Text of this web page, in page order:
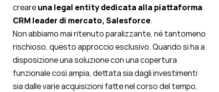
creareuna legal entity dedicata alla piattaforma
CRM leader di mercato, Salesforce.
Non abbiamo mai ritenuto paralizzante, né tantomeno
rischioso, questo approccio esclusivo. Quando si ha a
disposizione una soluzione con una copertura
funzionale così ampia, dettata sia dagli investimenti
sia dalle varie acquisizioni fatte nel corso del tempo,